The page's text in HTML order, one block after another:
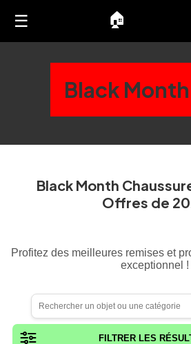
Black
Black Month
Offres de
Profitez des meilleures remises et
exceptionnel !
☰ 🏠
FILTRER LES